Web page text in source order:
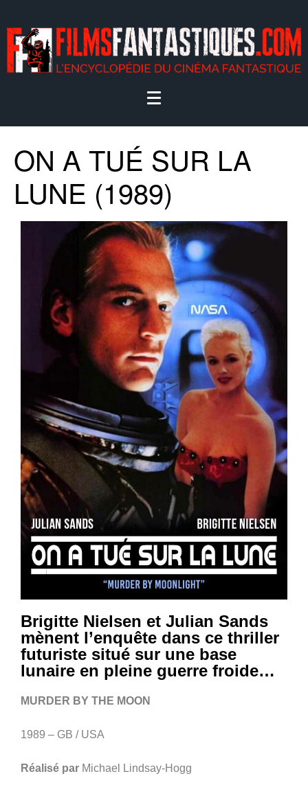
ON A TUÉ SUR LA
LUNE (1989)
Brigitte Nielsen et Julian Sands
mènent l’enquête dans ce thriller
futuriste situé sur une base
lunaire en pleine guerre froide…
MURDER BY THE MOON
1989 – GB / USA
Réalisé par Michael Lindsay-Hogg